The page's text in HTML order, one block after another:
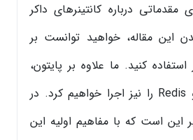
مقدماتی درباره کانتینرهای داکر
این مقاله، خواهید توانست بر
کنید. ما علاوه بر پایتون،
کانتینرهای Nginx و Redis را نیز اجرا خواهیم کرد. در
این است که با مفاهیم اولیه این